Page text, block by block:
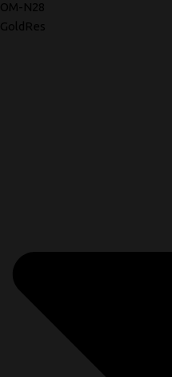
OM-N28
GoldRes